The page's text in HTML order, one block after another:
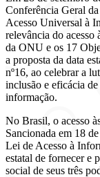
Conferência Geral
Acesso Universal à
relevância do
da ONU e os 17
a proposta da data
nº16, ao celebrar a
inclusão e eficácia
informação.
No Brasil, o acesso
Sancionada em 18
Lei de Acesso à
estatal de fornecer e
social de seus três